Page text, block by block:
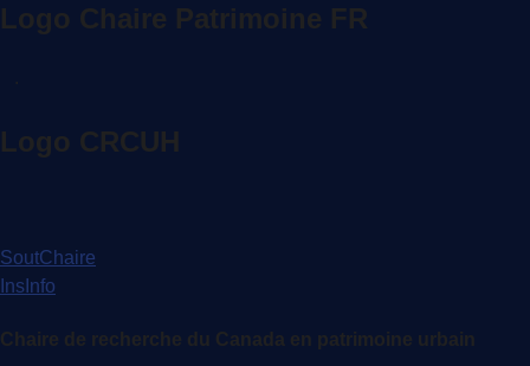
Logo Chaire Patrimoine FR
Logo CRCUH
SoutChaire
InsInfo
Chaire de recherche du Canada en patrimoine urbain